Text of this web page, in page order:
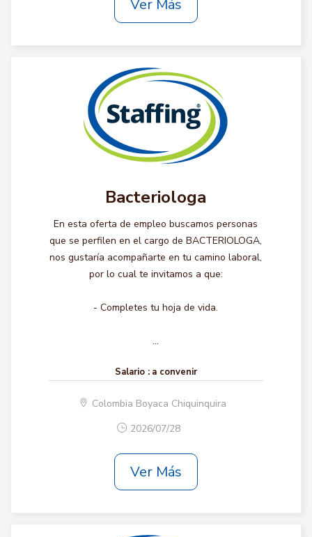
Ver Más
Bacteriologa
En esta oferta de empleo buscamos personas
que se perfilen en el cargo de BACTERIOLOGA,
nos gustaría acompañarte en tu camino laboral,
por lo cual te invitamos a que:
- Completes tu hoja de vida.
...
Salario : a convenir
Colombia Boyaca Chiquinquira
2026/07/28
Ver Más